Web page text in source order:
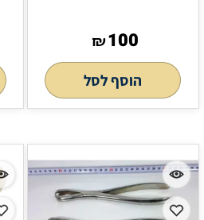
₪100
הוסף לסל